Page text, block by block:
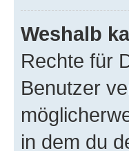
Weshalb
Rechte für
Benutzer
in dem du